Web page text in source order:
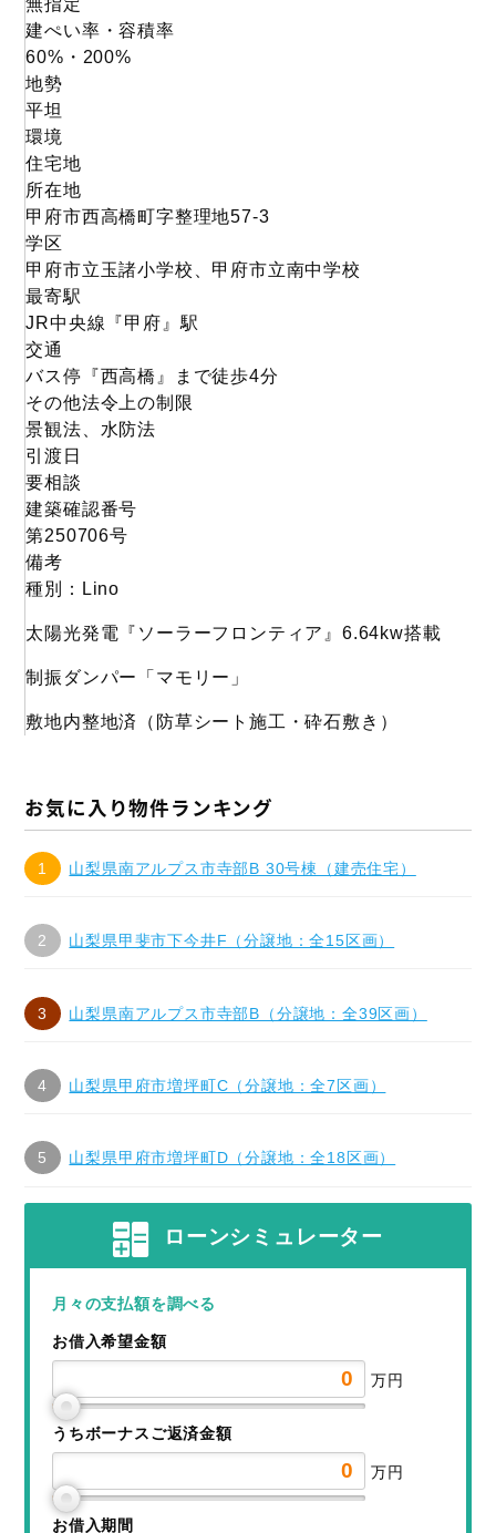
建ぺい率・容積率
60%・200%
地勢
平坦
環境
住宅地
所在地
甲府市西高橋町字整理地57-3
学区
甲府市立玉諸小学校、甲府市立南中学校
最寄駅
JR中央線『甲府』駅
交通
バス停『西高橋』まで徒歩4分
その他法令上の制限
景観法、水防法
引渡日
要相談
建築確認番号
第250706号
備考
種別：Lino
太陽光発電『ソーラーフロンティア』6.64kw搭載
制振ダンパー「マモリー」
敷地内整地済（防草シート施工・砕石敷き）
お気に入り物件ランキング
山梨県南アルプス市寺部B 30号棟（建売住宅）
山梨県甲斐市下今井F（分譲地：全15区画）
山梨県南アルプス市寺部B（分譲地：全39区画）
山梨県甲府市増坪町C（分譲地：全7区画）
山梨県甲府市増坪町D（分譲地：全18区画）
ローンシミュレーター
月々の支払額を調べる
お借入希望金額
万円
うちボーナスご返済金額
万円
お借入期間